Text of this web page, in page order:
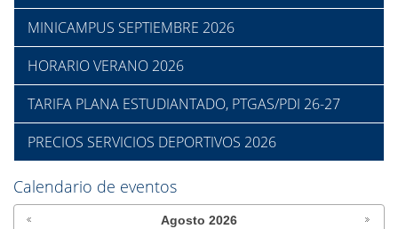
MINICAMPUS SEPTIEMBRE 2026
HORARIO VERANO 2026
TARIFA PLANA ESTUDIANTADO, PTGAS/PDI 26-27
PRECIOS SERVICIOS DEPORTIVOS 2026
Calendario de eventos
Agosto 2026